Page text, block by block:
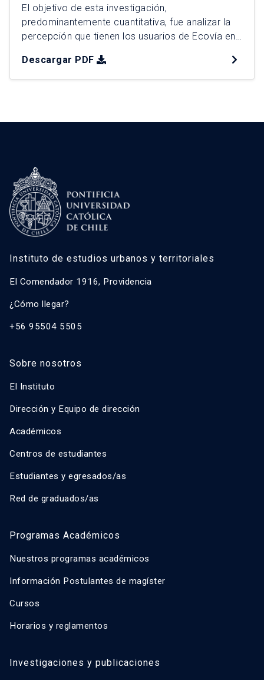
El objetivo de esta investigación,
predominantemente cuantitativa, fue analizar la
percepción que tienen los usuarios de Ecovía en
identificar si existen factores espaciales,
funcionales y sociales que afecten su utilización.
preferencias declaradas (PD). Los resultados del
Descargar PDF
Instituto de estudios urbanos y territoriales
El Comendador 1916, Providencia
¿Cómo llegar?
+56 95504 5505
Sobre nosotros
El Instituto
Dirección y Equipo de dirección
Académicos
Centros de estudiantes
Estudiantes y egresados/as
Red de graduados/as
Programas Académicos
Nuestros programas académicos
Información Postulantes de magíster
Cursos
Horarios y reglamentos
Investigaciones y publicaciones